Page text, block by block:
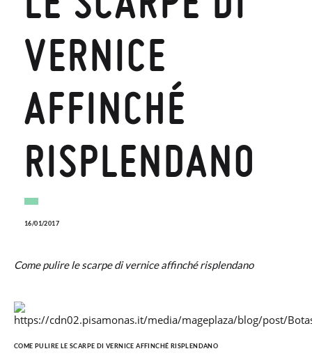
VERNICE
AFFINCHÉ
RISPLENDANO
16/01/2017
Come pulire le scarpe di vernice affinché risplendano
COME PULIRE LE SCARPE DI VERNICE AFFINCHÉ RISPLENDANO